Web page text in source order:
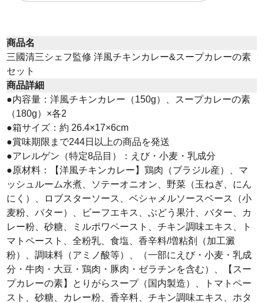
商品名
三國清三シェフ監修 洋風チキンカレー&スープカレーの素
セット
商品詳細
●内容量：洋風チキンカレー（150g）、スープカレーの素
（180g）×各2
●箱サイズ：約 26.4×17×6cm
●賞味期限まで244日以上の商品を発送
●アレルゲン（特定8品目）：えび・小麦・乳成分
●原材料：【洋風チキンカレー】鶏肉（ブラジル産）、マ
ッシュルーム水煮、ソテーオニオン、野菜（玉ねぎ、にん
にく）、ロブスターソース、ベシャメルソースベース（小
麦粉、バター）、ビーフエキス、ぶどう果汁、バター、カ
レー粉、砂糖、ミルポワペースト、チキン調味エキス、ト
マトペースト、全粉乳、食塩、香辛料/増粘剤（加工澱
粉）、調味料（アミノ酸等）、（一部にえび・小麦・乳成
分・牛肉・大豆・鶏肉・豚肉・ゼラチンを含む）、【スー
プカレーの素】とりがらスープ（国内製造）、トマトペー
スト、砂糖、カレー粉、香辛料、チキン調味エキス、ホタ